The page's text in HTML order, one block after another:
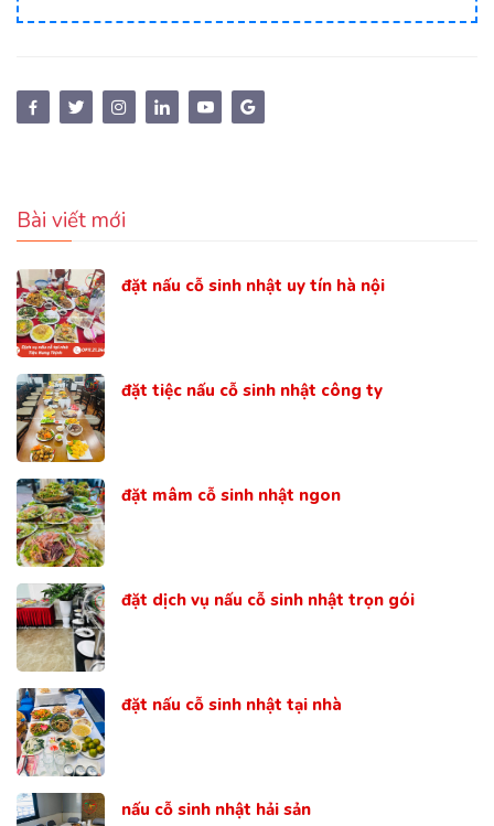
Bài viết mới
đặt nấu cỗ sinh nhật uy tín hà nội
đặt tiệc nấu cỗ sinh nhật công ty
đặt mâm cỗ sinh nhật ngon
đặt dịch vụ nấu cỗ sinh nhật trọn gói
đặt nấu cỗ sinh nhật tại nhà
nấu cỗ sinh nhật hải sản